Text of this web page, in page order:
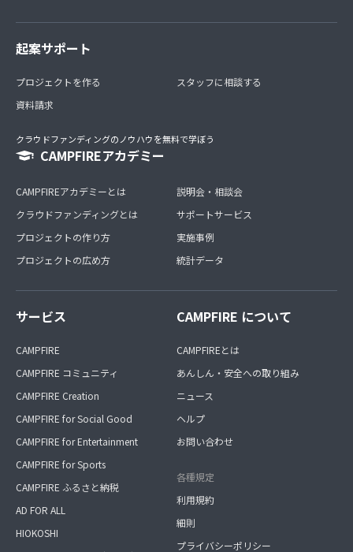
起案サポート
プロジェクトを作る
資料請求
スタッフに相談する
クラウドファンディングのノウハウを無料で学ぼう
CAMPFIREアカデミー
CAMPFIREアカデミーとは
クラウドファンディングとは
プロジェクトの作り方
プロジェクトの広め方
説明会・相談会
サポートサービス
実施事例
統計データ
サービス
CAMPFIRE
CAMPFIRE コミュニティ
CAMPFIRE Creation
CAMPFIRE for Social Good
CAMPFIRE for Entertainment
CAMPFIRE for Sports
CAMPFIRE ふるさと納税
AD FOR ALL
HIOKOSHI
CAMPFIRE について
CAMPFIREとは
あんしん・安全への取り組み
ニュース
ヘルプ
お問い合わせ
各種規定
利用規約
細則
プライバシーポリシー